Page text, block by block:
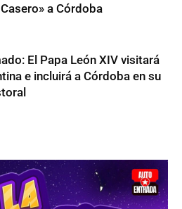
a Córdoba
El Papa León XIV visitará
e incluirá a Córdoba en su